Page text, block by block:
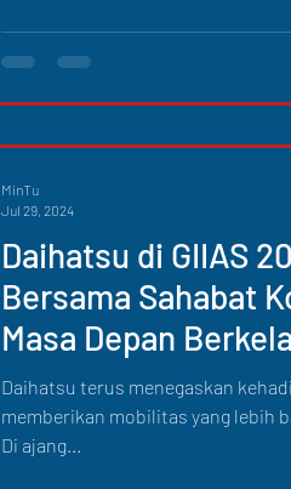
Daihatsu di GIIAS
Bersama Sahabat
Masa Depan
Daihatsu terus menegaskan
memberikan mobilitas yang lebih
Di ajang...
MinTu
Jul 29, 2024